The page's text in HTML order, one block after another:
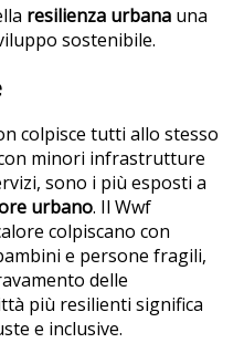
resilienza urbana una
sostenibile.
colpisce tutti allo stesso
minori infrastrutture
sono i più esposti a
urbano. Il Wwf
colpiscano con
e persone fragili,
delle
più resilienti significa
e inclusive.